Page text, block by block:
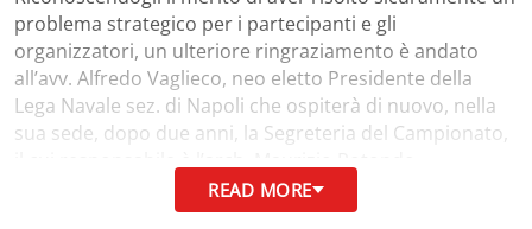
problema strategico per i partecipanti e gli
organizzatori, un ulteriore ringraziamento è andato
all’avv. Alfredo Vaglieco, neo eletto Presidente della
Lega Navale sez. di Napoli che ospiterà di nuovo, nella
sua sede, dopo due anni, la Segreteria del Campionato,
L’altra novità è stata annunciata dal padrone di casa, il
Comandante Costigliola: in occasione della regata
READ MORE